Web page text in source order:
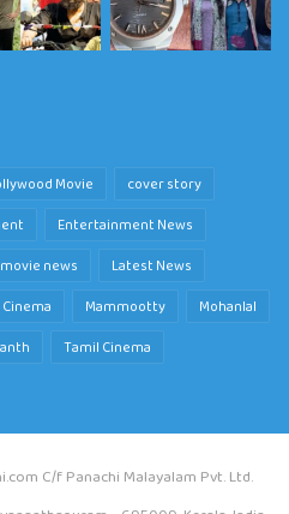
Movie
cover story
Entertainment News
news
Latest News
Mammootty
Mohanlal
Tamil Cinema
C/f Panachi Malayalam Pvt. Ltd.